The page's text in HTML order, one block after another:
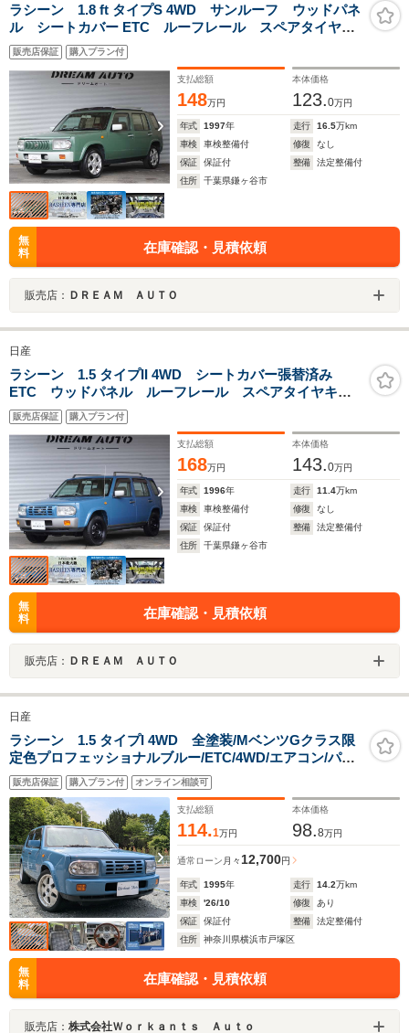
ラシーン 1.8 ft タイプS 4WD サンルーフ ウッドパネ
ル シートカバー ETC ルーフレール スペアタイヤキ
ャリア スペアタイヤカバー ニッサンアルミ 1800CC
販売店保証 購入プラン付
支払総額
148万円
本体価格
123.0万円
年式 1997年 走行 16.5万km
車検
車検整備付 修復
なし
保証
保証付 整備
法定整備付
住所
千葉県鎌ヶ谷市
無
料
在庫確認・見積依頼
販売店： ＤＲＥＡＭ ＡＵＴＯ
日産
ラシーン 1.5 タイプII 4WD シートカバー張替済み
ETC ウッドパネル ルーフレール スペアタイヤキャ
リア タイヤカバー 1500CC
販売店保証 購入プラン付
支払総額
168万円
本体価格
143.0万円
年式 1996年 走行 11.4万km
車検
車検整備付 修復
なし
保証
保証付 整備
法定整備付
住所
千葉県鎌ヶ谷市
無
料
在庫確認・見積依頼
販売店： ＤＲＥＡＭ ＡＵＴＯ
日産
ラシーン 1.5 タイプI 4WD 全塗装/MベンツGクラス限
定色プロフェッショナルブルー/ETC/4WD/エアコン/パワ
ーウィンドウ/チェック柄/試乗可 全国対応 ビデオ通話で
確認可
販売店保証 購入プラン付 オンライン相談可
支払総額
114.1万円
本体価格
98.8万円
通常ローン 月々12,700円
年式 1995年 走行 14.2万km
車検
'26/10 修復
あり
保証
保証付 整備
法定整備付
住所
神奈川県横浜市戸塚区
無
料
在庫確認・見積依頼
販売店： 株式会社Ｗｏｒｋａｎｔｓ Ａｕｔｏ